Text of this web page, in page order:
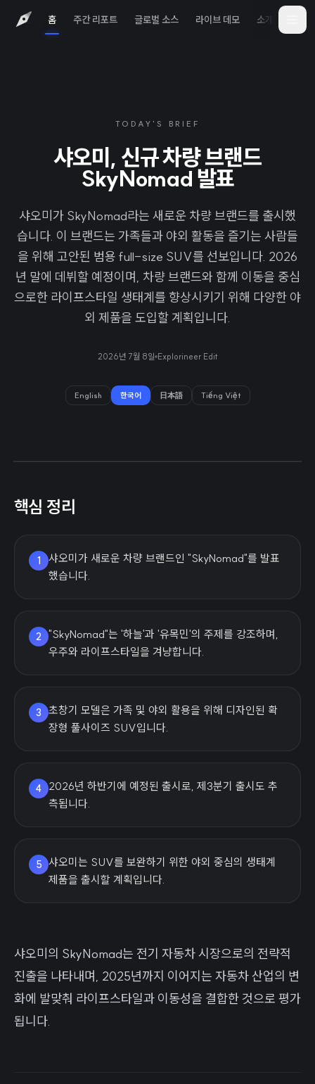
홈 주간 리포트 글로벌 소스 라이브 데모 소개
TODAY'S BRIEF
샤오미, 신규 차량 브랜드
SkyNomad 발표
샤오미가 SkyNomad라는 새로운 차량 브랜드를 출시했
습니다. 이 브랜드는 가족들과 야외 활동을 즐기는 사람들
을 위해 고안된 범용 full-size SUV를 선보입니다. 2026
년 말에 데뷔할 예정이며, 차량 브랜드와 함께 이동을 중심
으로한 라이프스타일 생태계를 향상시키기 위해 다양한 야
외 제품을 도입할 계획입니다.
2026년 7월 8일 Explorineer Edit
English 한국어 日本語 Tiếng Việt
핵심 정리
1
샤오미가 새로운 차량 브랜드인 "SkyNomad"를 발표
했습니다.
2
"SkyNomad"는 '하늘'과 '유목민'의 주제를 강조하며,
우주와 라이프스타일을 겨냥합니다.
3
초창기 모델은 가족 및 야외 활용을 위해 디자인된 확
장형 풀사이즈 SUV입니다.
4
2026년 하반기에 예정된 출시로, 제3분기 출시도 추
측됩니다.
5 샤오미는 SUV를 보완하기 위한 야외 중심의 생태계
제품을 출시할 계획입니다.
샤오미의 SkyNomad는 전기 자동차 시장으로의 전략적
진출을 나타내며, 2025년까지 이어지는 자동차 산업의 변
화에 발맞춰 라이프스타일과 이동성을 결합한 것으로 평가
됩니다.